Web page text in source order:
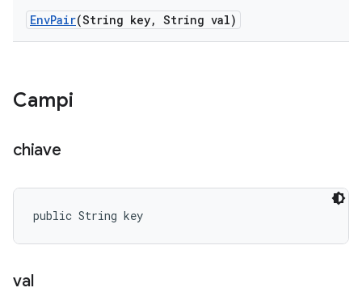
EnvPair(String key, String val)
Campi
chiave
public String key
val